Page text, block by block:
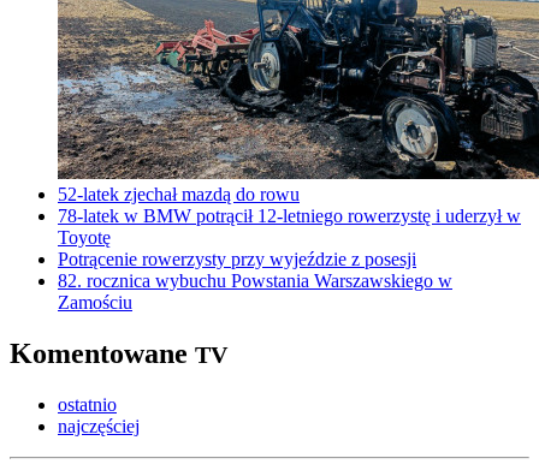
52-latek zjechał mazdą do rowu
78-latek w BMW potrącił 12-letniego rowerzystę i uderzył w
Toyotę
Potrącenie rowerzysty przy wyjeździe z posesji
82. rocznica wybuchu Powstania Warszawskiego w
Zamościu
Komentowane TV
ostatnio
najczęściej